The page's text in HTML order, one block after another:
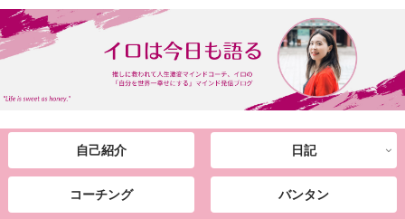
自己紹介 日記
コーチング バンタン